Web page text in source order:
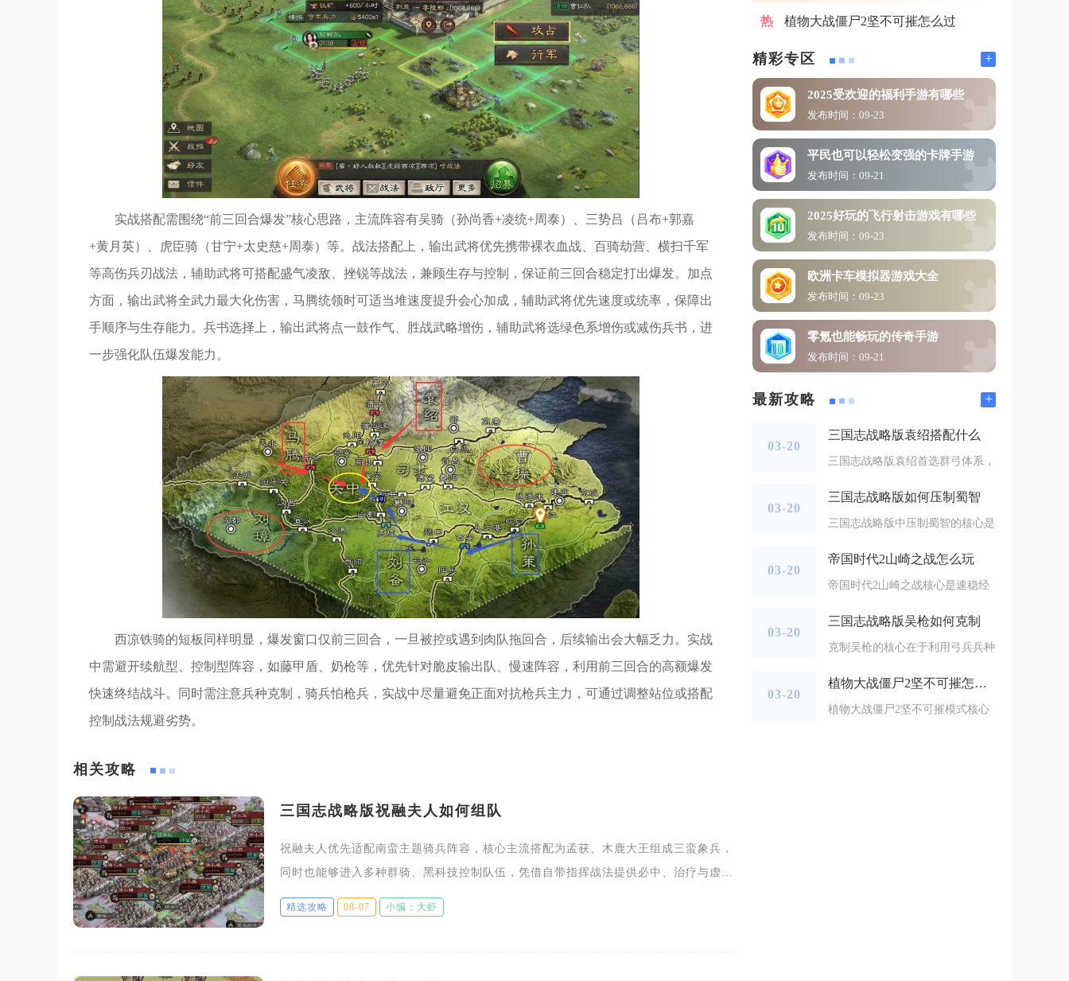
实战搭配需围绕“前三回合爆发”核心思路，主流阵容有吴骑（孙尚香+凌统+周泰）、三势吕（吕布+郭嘉
+黄月英）、虎臣骑（甘宁+太史慈+周泰）等。战法搭配上，输出武将优先携带裸衣血战、百骑劫营、横扫千军
等高伤兵刃战法，辅助武将可搭配盛气凌敌、挫锐等战法，兼顾生存与控制，保证前三回合稳定打出爆发。加点
方面，输出武将全武力最大化伤害，马腾统领时可适当堆速度提升会心加成，辅助武将优先速度或统率，保障出
手顺序与生存能力。兵书选择上，输出武将点一鼓作气、胜战武略增伤，辅助武将选绿色系增伤或减伤兵书，进
一步强化队伍爆发能力。
西凉铁骑的短板同样明显，爆发窗口仅前三回合，一旦被控或遇到肉队拖回合，后续输出会大幅乏力。实战
中需避开续航型、控制型阵容，如藤甲盾、奶枪等，优先针对脆皮输出队、慢速阵容，利用前三回合的高额爆发
快速终结战斗。同时需注意兵种克制，骑兵怕枪兵，实战中尽量避免正面对抗枪兵主力，可通过调整站位或搭配
控制战法规避劣势。
相关攻略
三国志战略版祝融夫人如何组队
祝融夫人优先适配南蛮主题骑兵阵容，核心主流搭配为孟获、木鹿大王组成三蛮象兵，
同时也能够进入多种群骑、黑科技控制队伍，凭借自带指挥战法提供必中、治疗与虚弱
免疫效果，适配多种战术体系。祝融夫人兵种适性骑兵最优，搭配象兵可以最大化阵容
生存能力，定
精选攻略 08-07 小编：大虾
植物大战僵尸2坚不可摧怎么过
精彩专区 +
2025受欢迎的福利手游有哪些
发布时间：09-23
平民也可以轻松变强的卡牌手游
发布时间：09-21
2025好玩的飞行射击游戏有哪些
发布时间：09-23
欧洲卡车模拟器游戏大全
发布时间：09-23
零氪也能畅玩的传奇手游
发布时间：09-21
最新攻略 +
03-20
三国志战略版袁绍搭配什么
三国志战略版袁绍首选群弓体系，
03-20
三国志战略版如何压制蜀智
三国志战略版中压制蜀智的核心是
03-20
帝国时代2山崎之战怎么玩
帝国时代2山崎之战核心是速稳经
03-20
三国志战略版吴枪如何克制
克制吴枪的核心在于利用弓兵兵种
03-20
植物大战僵尸2坚不可摧怎么过
植物大战僵尸2坚不可摧模式核心